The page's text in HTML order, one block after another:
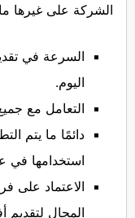
الشركة على غيرها
اليوم.
التعامل مع
دائمًا ما يتم
استخدامها في
الاعتماد على
المجال